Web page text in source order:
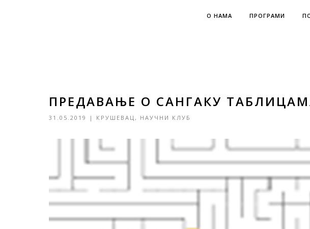
О НАМА ПРОГРАМИ
ПРЕДАВАЊЕ О САНГАКУ
31.05.2019 | КРУШЕВАЦ, НАУЧНИ КЛУБ